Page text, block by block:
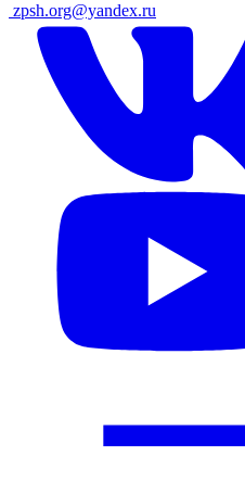
zpsh.org@yandex.ru